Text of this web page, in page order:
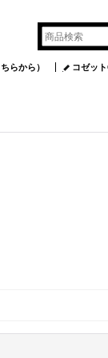
らから） コゼッ